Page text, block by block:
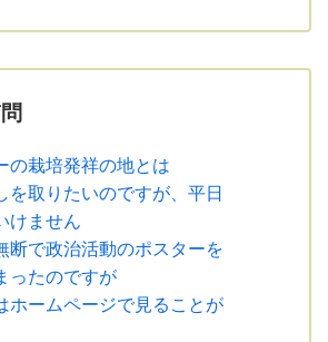
の栽培発祥の地とは
を取りたいのですが、平日
けません
断で政治活動のポスターを
ったのですが
ホームページで見ることが